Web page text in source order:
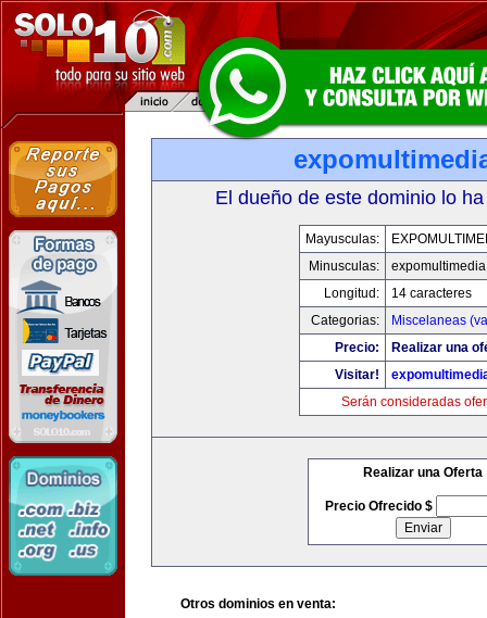
El dueño de este dominio lo
Mayusculas:
Minusculas:
Longitud:
14 caracteres
Categorias:
Miscelaneas
Precio:
Realizar una
Visitar!
Serán consideradas
Realizar una Oferta
Precio Ofrecido $
Otros dominios en venta: